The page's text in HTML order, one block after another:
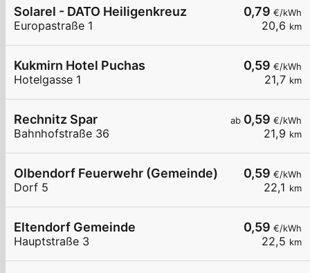
0,79 €/kWh
20,6 km
Solarel - DATO Heiligenkreuz
Europastraße 1
0,59 €/kWh
21,7 km
Kukmirn Hotel Puchas
Hotelgasse 1
ab 0,59 €/kWh
21,9 km
Rechnitz Spar
Bahnhofstraße 36
0,59 €/kWh
22,1 km
Olbendorf Feuerwehr (Gemeinde)
Dorf 5
0,59 €/kWh
22,5 km
Eltendorf Gemeinde
Hauptstraße 3